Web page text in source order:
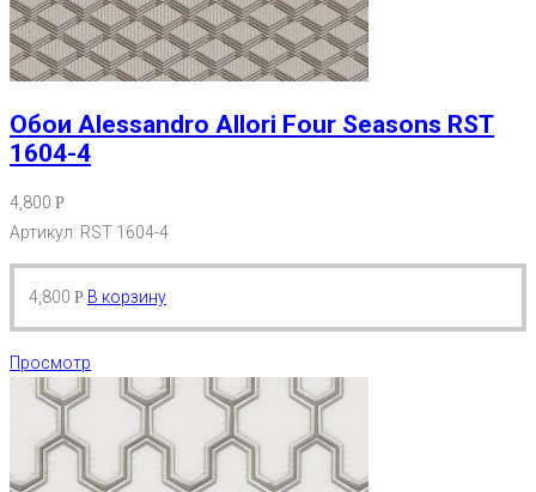
Обои Alessandro Allori Four Seasons RST
1604-4
4,800 Р
Артикул: RST 1604-4
4,800 Р В корзину
Просмотр